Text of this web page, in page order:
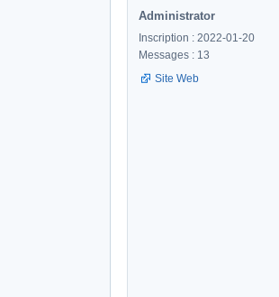
Administrator
Inscription : 2022-01-20
Messages : 13
Site Web